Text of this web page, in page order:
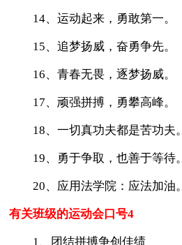
14、运动起来，勇敢第一。
15、追梦扬威，奋勇争先。
16、青春无畏，逐梦扬威。
17、顽强拼搏，勇攀高峰。
18、一切真功夫都是苦功夫。
19、勇于争取，也善于等待。
20、应用法学院：应法加油。
有关班级的运动会口号4
1、团结拼搏争创佳绩